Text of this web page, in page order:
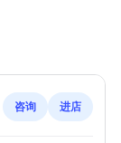
咨询 进店